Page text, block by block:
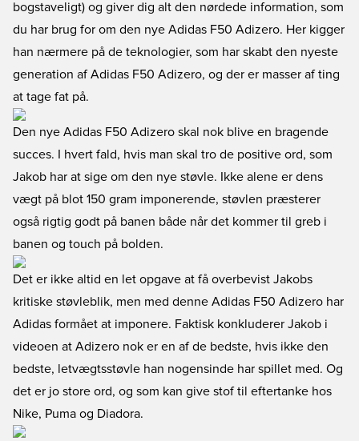
bogstaveligt) og giver dig alt den nørdede information, som
du har brug for om den nye Adidas F50 Adizero. Her kigger
han nærmere på de teknologier, som har skabt den nyeste
generation af Adidas F50 Adizero, og der er masser af ting
at tage fat på.
Den nye Adidas F50 Adizero skal nok blive en bragende
succes. I hvert fald, hvis man skal tro de positive ord, som
Jakob har at sige om den nye støvle. Ikke alene er dens
vægt på blot 150 gram imponerende, støvlen præsterer
også rigtig godt på banen både når det kommer til greb i
banen og touch på bolden.
Det er ikke altid en let opgave at få overbevist Jakobs
kritiske støvleblik, men med denne Adidas F50 Adizero har
Adidas formået at imponere. Faktisk konkluderer Jakob i
videoen at Adizero nok er en af de bedste, hvis ikke den
bedste, letvægtsstøvle han nogensinde har spillet med. Og
det er jo store ord, og som kan give stof til eftertanke hos
Nike, Puma og Diadora.